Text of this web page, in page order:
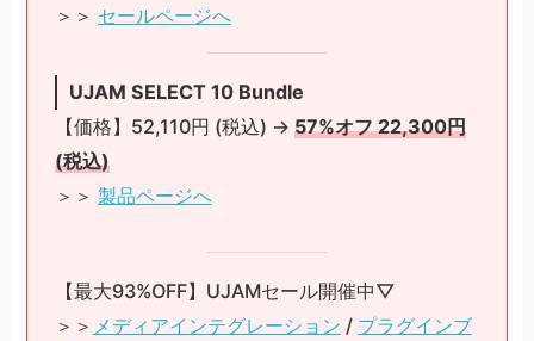
＞＞ セールページへ
UJAM SELECT 10 Bundle
【価格】52,110円 (税込) → 57%オフ 22,300円
(税込)
＞＞ 製品ページへ
【最大93%OFF】UJAMセール開催中▽
＞＞ メディアインテグレーション / プラグインブ